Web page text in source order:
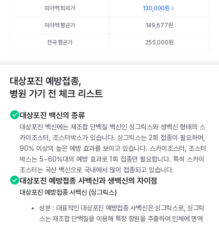
미아역 최저가 130,000원
미아역 평균가 149,677원
전국 평균가 255,000원
대상포진 예방접종,
병원 가기 전 체크 리스트
대상포진 백신의 종류
대상포진 백신에는 재조합 단백질 백신인 싱그릭스와 생백신 형태의 스
카이조스터, 조스터박스가 있습니다. 싱그릭스는 2회 접종이 필요하며,
90% 이상의 높은 예방 효과를 보이고 있습니다. 스카이조스터, 조스터
박스는 5~60%대의 예방 효과로 1회 접종만 필요합니다. 특히 스카이
조스터는 국산 백신으로 국내에서 많이 접종되고 있습니다.
대상포진 예방접종 사백신과 생백신의 차이점
대상포진 예방접종 사백신 (싱그릭스)
성분 : 대표적인 대상포진 예방접종 사백신은 싱그릭스로, 싱그릭
스는 재조합 단백질을 이용해 특정 항원을 추출하여 인체에 면역